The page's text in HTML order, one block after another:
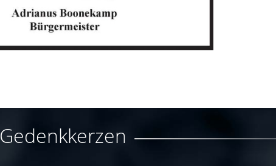
Gedenkkerzen